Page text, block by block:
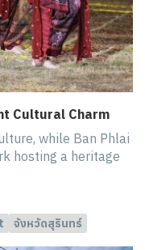
Cultural Charm
while Ban Phlai
hosting a heritage
จังหวัดสุรินทร์